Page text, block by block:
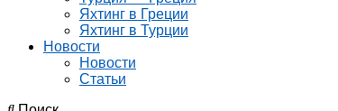
Яхтинг в Греции
Яхтинг в Турции
Новости
Новости
Статьи